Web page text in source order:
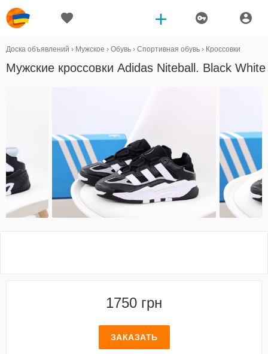
Доска объявлений › Мужское › Обувь › Спортивная обувь › Кроссовки
Мужские кроссовки Adidas Niteball. Black White
1750 грн
ЗАКАЗАТЬ